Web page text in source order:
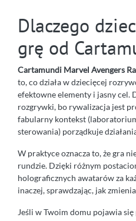
Dlaczego
grę od
Cartamundi Marvel Avengers
to, co działa w dziecięcej
efektowne elementy i jasny cel.
rozgrywki, bo rywalizacja jest
fabularny kontekst
sterowania) porządkuje
W praktyce oznacza to, że gra
rundzie. Dzięki różnym
holograficznych awatarów za
inaczej, sprawdzając, jak
Jeśli w Twoim domu pojawia